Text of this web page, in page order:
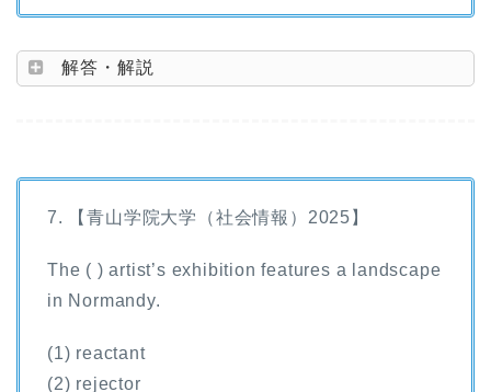
解答・解説
7. 【青山学院大学（社会情報）2025】
The ( ) artist’s exhibition features a landscape
in Normandy.
(1) reactant
(2) rejector